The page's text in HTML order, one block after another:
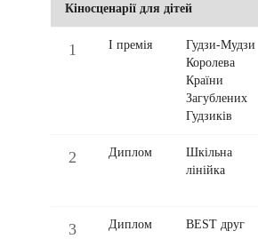
Кіносценарії для дітей
1 І премія
Гудзи-Мудзи
Королева
Країни
Загублених
Гудзиків
2 Диплом
Шкільна
лінійка
3 Диплом BEST друг